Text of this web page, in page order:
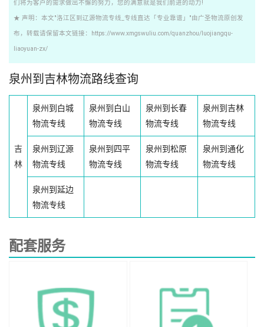
们将为客户的需求做出不懈的努力，您的满意就是我们前进的动力!
★ 声明：本文"洛江区到辽源物流专线_专线直达「专业靠谱」"由广圣物流原创发
布，转载请保留本文链接：https://www.xmgswuliu.com/quanzhou/luojiangqu-
liaoyuan-zx/
泉州到吉林物流路线查询
吉
林
泉州到白城
物流专线
泉州到白山
物流专线
泉州到长春
物流专线
泉州到吉林
物流专线
泉州到辽源
物流专线
泉州到四平
物流专线
泉州到松原
物流专线
泉州到通化
物流专线
泉州到延边
物流专线
配套服务